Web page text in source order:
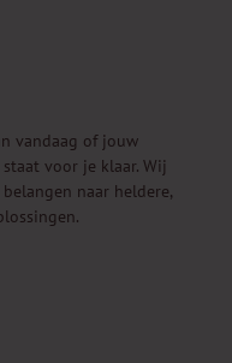
vandaag of jouw
voor je klaar. Wij
naar heldere,